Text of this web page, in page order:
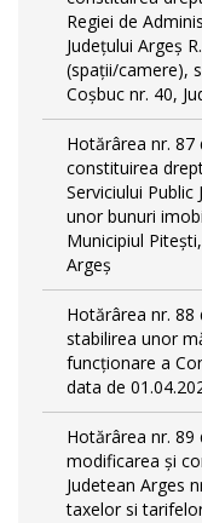
Regiei de
Județului Argeș
(spații/camere),
Coșbuc nr. 40,
Hotărârea nr. 87
constituirea
Serviciului
unor bunuri
Municipiul
Argeș
Hotărârea nr. 88
stabilirea unor
funcționare a
data de
Hotărârea nr. 89
modificarea și
Judetean Arges
taxelor si